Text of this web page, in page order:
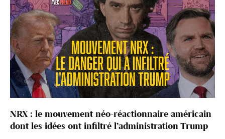
NRX : le mouvement néo-réactionnaire américain
dont les idées ont infiltré l’administration Trump